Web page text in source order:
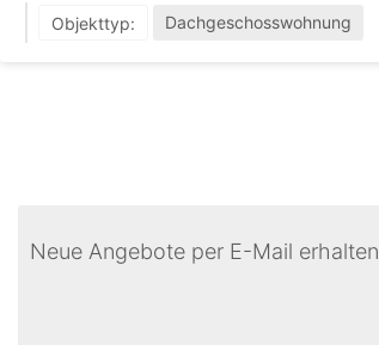
Objekttyp:
Dachgeschosswohnung
Neue Angebote per E-Mail erhalten